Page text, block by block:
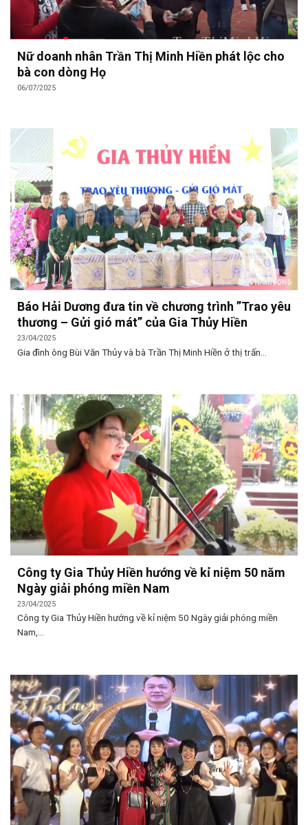
Nữ doanh nhân Trần Thị Minh Hiền phát lộc cho
bà con dòng Họ
06/07/2025
Báo Hải Dương đưa tin về chương trình ”Trao yêu
thương – Gửi gió mát” của Gia Thủy Hiền
23/04/2025
Gia đình ông Bùi Văn Thủy và bà Trần Thị Minh Hiền ở thị trấn...
Công ty Gia Thủy Hiền hướng về kỉ niệm 50 năm
Ngày giải phóng miền Nam
23/04/2025
Công ty Gia Thủy Hiền hướng về kỉ niệm 50 Ngày giải phóng miền
Nam,...